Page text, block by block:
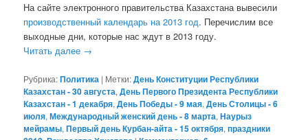
На сайте электронного правительства Казахстана вывесили
производственный календарь на 2013 год. Перечислим все
выходные дни, которые нас ждут в 2013 году.
Читать далее →
Рубрика:Политика | Метки:День Конституции Республики
Казахстан - 30 августа,День Первого Президента Республики
Казахстан - 1 декабря,День Победы - 9 мая,День Столицы - 6
июля,Международный женский день - 8 марта,Наурыз
мейрамы,Первый день Курбан-айта - 15 октября,праздники